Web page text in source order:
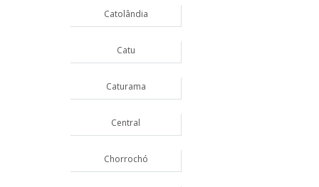
Catolândia
Catu
Caturama
Central
Chorrochó